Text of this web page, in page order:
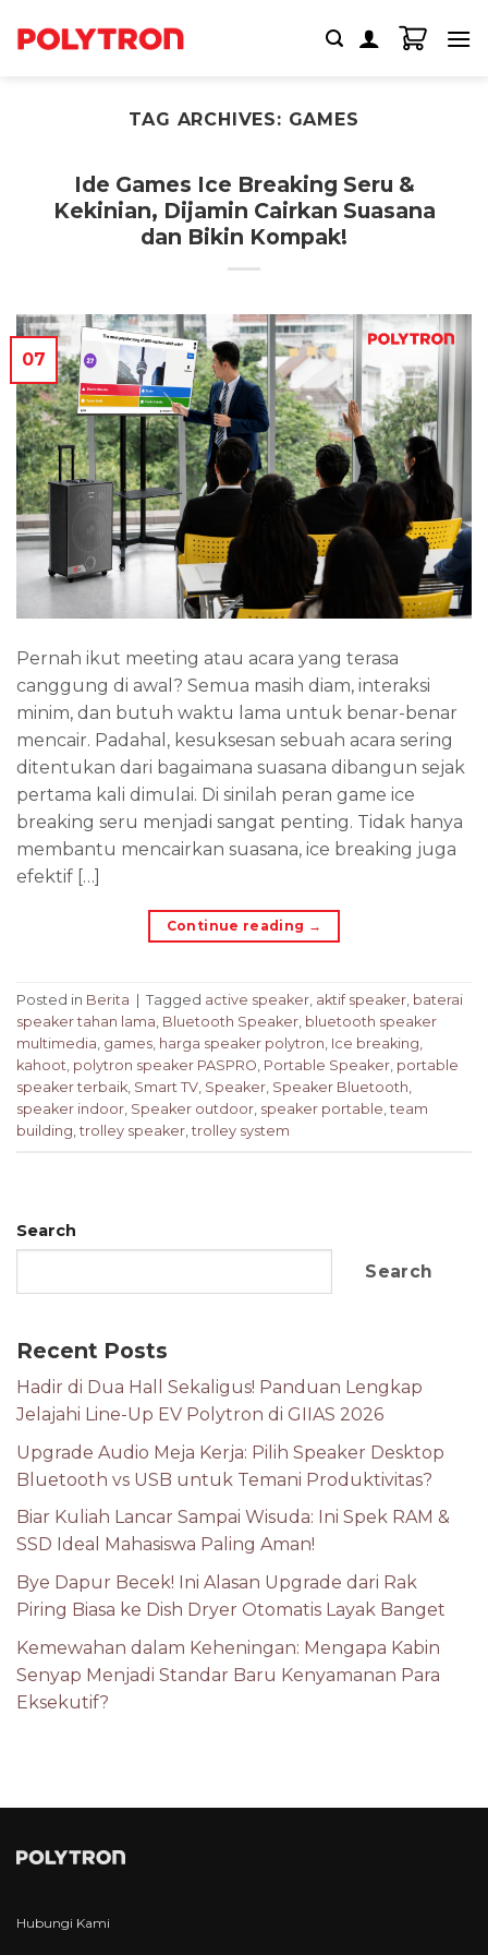
TAG ARCHIVES: GAMES
Ide Games Ice Breaking Seru &
Kekinian, Dijamin Cairkan Suasana
dan Bikin Kompak!
07
Pernah ikut meeting atau acara yang terasa
canggung di awal? Semua masih diam, interaksi
minim, dan butuh waktu lama untuk benar-benar
mencair. Padahal, kesuksesan sebuah acara sering
ditentukan dari bagaimana suasana dibangun sejak
pertama kali dimulai. Di sinilah peran game ice
breaking seru menjadi sangat penting. Tidak hanya
membantu mencairkan suasana, ice breaking juga
efektif […]
Continue reading →
Posted in Berita Tagged active speaker, aktif speaker, baterai
speaker tahan lama, Bluetooth Speaker, bluetooth speaker
multimedia, games, harga speaker polytron, Ice breaking,
kahoot, polytron speaker PASPRO, Portable Speaker, portable
speaker terbaik, Smart TV, Speaker, Speaker Bluetooth,
speaker indoor, Speaker outdoor, speaker portable, team
building, trolley speaker, trolley system
Search
Search
Recent Posts
Hadir di Dua Hall Sekaligus! Panduan Lengkap
Jelajahi Line-Up EV Polytron di GIIAS 2026
Upgrade Audio Meja Kerja: Pilih Speaker Desktop
Bluetooth vs USB untuk Temani Produktivitas?
Biar Kuliah Lancar Sampai Wisuda: Ini Spek RAM &
SSD Ideal Mahasiswa Paling Aman!
Bye Dapur Becek! Ini Alasan Upgrade dari Rak
Piring Biasa ke Dish Dryer Otomatis Layak Banget
Kemewahan dalam Keheningan: Mengapa Kabin
Senyap Menjadi Standar Baru Kenyamanan Para
Eksekutif?
Hubungi Kami